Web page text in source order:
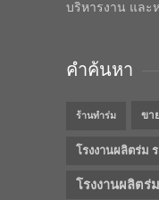
บริหารงาน และ
คำค้นหา
ร้านทำร่ม ขา
โรงงานผลิตร่ม
โรงงานผลิตร่ม